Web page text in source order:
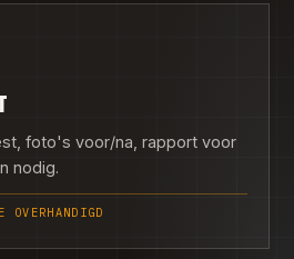
foto's voor/na, rapport voor
nodig.
OVERHANDIGD